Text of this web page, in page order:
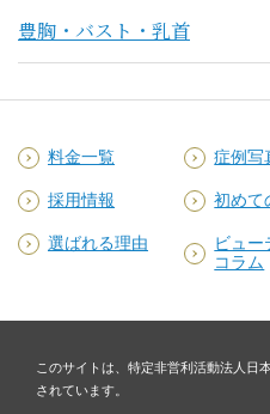
豊胸・バスト・乳首
料金一覧 症例写
採用情報 初めて
選ばれる理由
ビュー
コラム
このサイトは、特定非営利活動法人日
されています。